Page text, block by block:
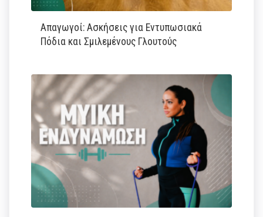
Απαγωγοί: Ασκήσεις για Εντυπωσιακά
Πόδια και Σμιλεμένους Γλουτούς